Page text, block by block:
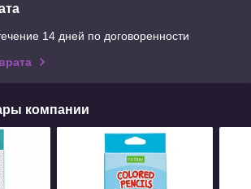
14 дней по договоренности
компании